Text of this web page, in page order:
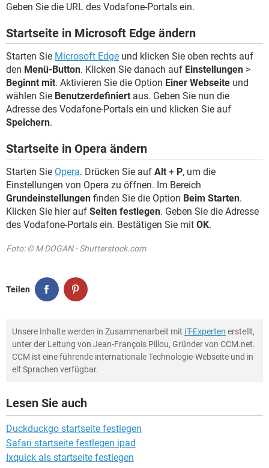
Geben Sie die URL des Vodafone-Portals ein.
Startseite in Microsoft Edge ändern
Starten Sie Microsoft Edge und klicken Sie oben rechts auf
den Menü-Button. Klicken Sie danach auf Einstellungen >
Beginnt mit. Aktivieren Sie die Option Einer Webseite und
wählen Sie Benutzerdefiniert aus. Geben Sie nun die
Adresse des Vodafone-Portals ein und klicken Sie auf
Speichern.
Startseite in Opera ändern
Starten Sie Opera. Drücken Sie auf Alt + P, um die
Einstellungen von Opera zu öffnen. Im Bereich
Grundeinstellungen finden Sie die Option Beim Starten.
Klicken Sie hier auf Seiten festlegen. Geben Sie die Adresse
des Vodafone-Portals ein. Bestätigen Sie mit OK.
Foto: © M DOGAN - Shutterstock.com
Teilen
Unsere Inhalte werden in Zusammenarbeit mit IT-Experten erstellt,
unter der Leitung von Jean-François Pillou, Gründer von CCM.net.
CCM ist eine führende internationale Technologie-Webseite und in
elf Sprachen verfügbar.
Lesen Sie auch
Duckduckgo startseite festlegen
Safari startseite festlegen ipad
Ixquick als startseite festlegen